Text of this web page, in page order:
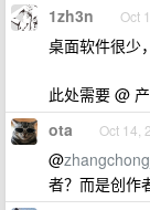
1zh3n Oct
桌面软件很少
此处需要 @
ota Oct 14,
@
者？而是创作